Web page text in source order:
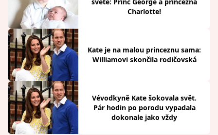
světě: Princ George a princezna
Charlotte!
Kate je na malou princeznu sama:
Williamovi skončila rodičovská
Vévodkyně Kate šokovala svět.
Pár hodin po porodu vypadala
dokonale jako vždy